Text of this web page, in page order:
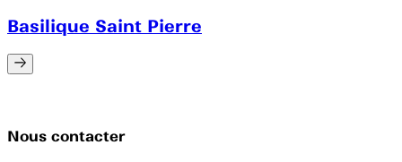
Basilique Saint Pierre
Nous contacter